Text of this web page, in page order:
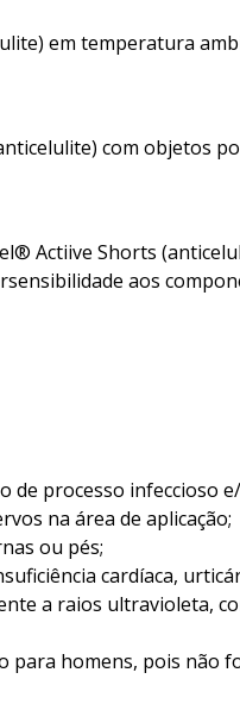
em temperatura
com objetos
Actiive Shorts
aos
de processo infeccioso
na área de aplicação;
ou pés;
cardíaca,
a raios ultravioleta,
para homens, pois não